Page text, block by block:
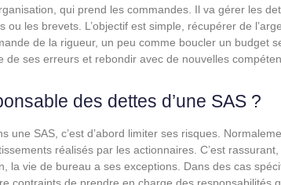
qui prend les commandes. Il va gérer les
ou les brevets. L’objectif est simple, récupérer de
de la rigueur, un peu comme boucler un budget
de ses erreurs et rebondir avec de nouvelles
des dettes d’une SAS ?
une SAS, c’est d’abord limiter ses risques.
réalisés par les actionnaires. C’est
la vie de bureau a ses exceptions. Dans des cas
contraints de prendre en charge des responsabilités